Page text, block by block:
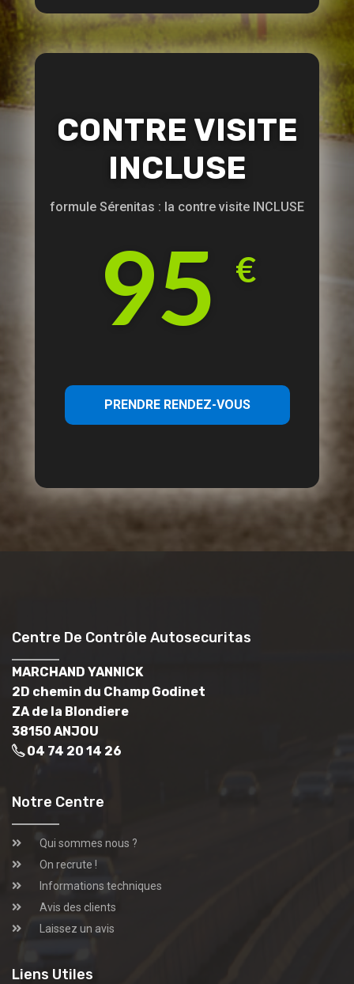
CONTRE VISITE
INCLUSE
formule Sérenitas : la contre visite INCLUSE
95 €
PRENDRE RENDEZ-VOUS
Centre De Contrôle Autosecuritas
MARCHAND YANNICK
2D chemin du Champ Godinet
ZA de la Blondiere
38150 ANJOU
04 74 20 14 26
Notre Centre
Qui sommes nous ?
On recrute !
Informations techniques
Avis des clients
Laissez un avis
Liens Utiles